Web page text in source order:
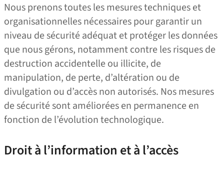
Nous prenons toutes les mesures techniques et
organisationnelles nécessaires pour garantir un
niveau de sécurité adéquat et protéger les données
que nous gérons, notamment contre les risques de
destruction accidentelle ou illicite, de
manipulation, de perte, d’altération ou de
divulgation ou d’accès non autorisés. Nos mesures
de sécurité sont améliorées en permanence en
fonction de l’évolution technologique.
Droit à l’information et à l’accès